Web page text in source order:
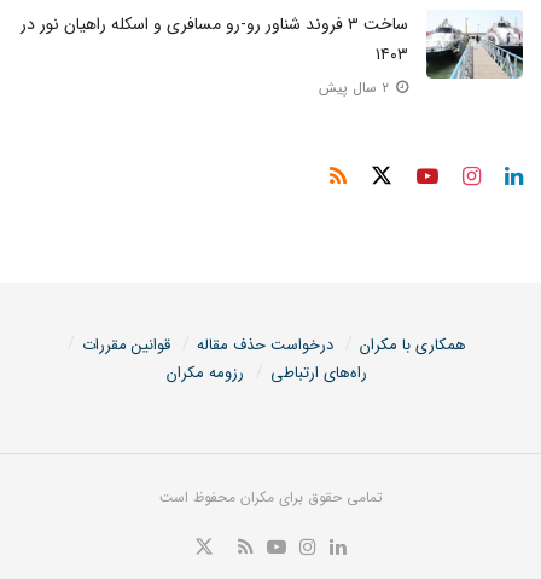
ساخت ۳ فروند شناور رو-رو مسافری و اسکله راهیان نور در
۱۴۰۳
همکاری با مکران درخواست حذف مقاله
قوانین مقررات
راه‌های ارتباطی
رزومه مکران
تمامی حقوق برای مکران محفوظ است